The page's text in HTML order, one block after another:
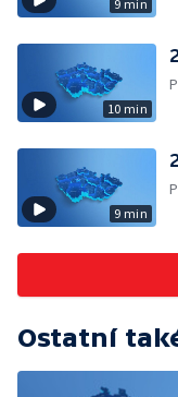
9 min
10 min
9 min
Ostatní